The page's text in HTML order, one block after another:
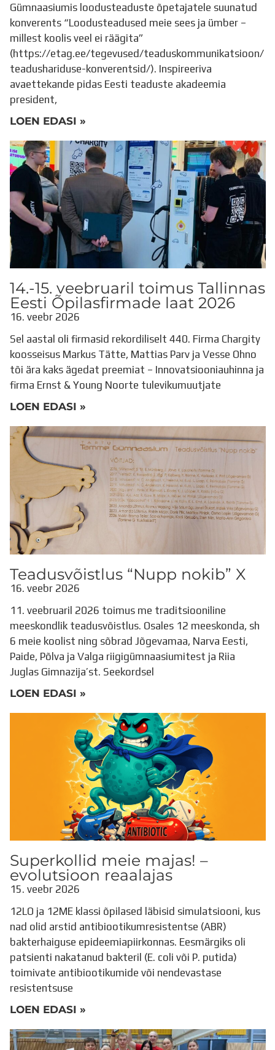
Gümnaasiumis loodusteaduste õpetajatele suunatud
konverents “Loodusteadused meie sees ja ümber –
millest koolis veel ei räägita”
(https://etag.ee/tegevused/teaduskommunikatsioon/
teadushariduse-konverentsid/). Inspireeriva
avaettekande pidas Eesti teaduste akadeemia
president,
LOEN EDASI »
14.-15. veebruaril toimus Tallinnas
Eesti Õpilasfirmade laat 2026
16. veebr 2026
Sel aastal oli firmasid rekordiliselt 440. Firma Chargity
koosseisus Markus Tätte, Mattias Parv ja Vesse Ohno
tõi ära kaks ägedat preemiat – Innovatsiooniauhinna ja
firma Ernst & Young Noorte tulevikumuutjate
LOEN EDASI »
Teadusvõistlus “Nupp nokib” X
16. veebr 2026
11. veebruaril 2026 toimus me traditsiooniline
meeskondlik teadusvõistlus. Osales 12 meeskonda, sh
6 meie koolist ning sõbrad Jõgevamaa, Narva Eesti,
Paide, Põlva ja Valga riigigümnaasiumitest ja Riia
Juglas Gimnazija’st. Seekordsel
LOEN EDASI »
Superkollid meie majas! –
evolutsioon reaalajas
15. veebr 2026
12LO ja 12ME klassi õpilased läbisid simulatsiooni, kus
nad olid arstid antibiootikumresistentse (ABR)
bakterhaiguse epideemiapiirkonnas. Eesmärgiks oli
patsienti nakatanud bakteril (E. coli või P. putida)
toimivate antibiootikumide või nendevastase
resistentsuse
LOEN EDASI »